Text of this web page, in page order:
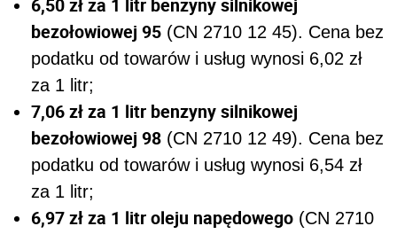
6,50 zł za 1 litr benzyny silnikowej
bezołowiowej 95 (CN 2710 12 45). Cena bez
podatku od towarów i usług wynosi 6,02 zł
za 1 litr;
7,06 zł za 1 litr benzyny silnikowej
bezołowiowej 98 (CN 2710 12 49). Cena bez
podatku od towarów i usług wynosi 6,54 zł
za 1 litr;
6,97 zł za 1 litr oleju napędowego (CN 2710